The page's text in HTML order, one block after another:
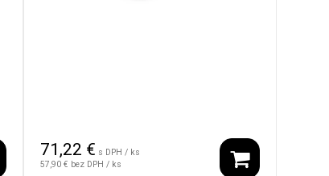
71,22 € s DPH / ks
57,90 € bez DPH / ks